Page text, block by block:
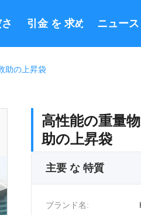
い 引金 を 求め て くださ
ニュース
助の上昇袋
高性能の重量
助の上昇袋
主要 な 特質
ブランド名: